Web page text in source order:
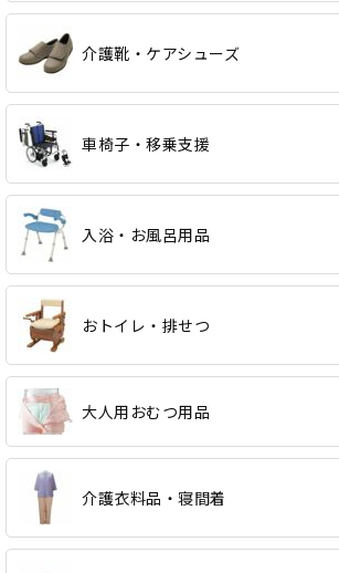
介護靴・ケアシューズ
車椅子・移乗支援
入浴・お風呂用品
おトイレ・排せつ
大人用おむつ用品
介護衣料品・寝間着